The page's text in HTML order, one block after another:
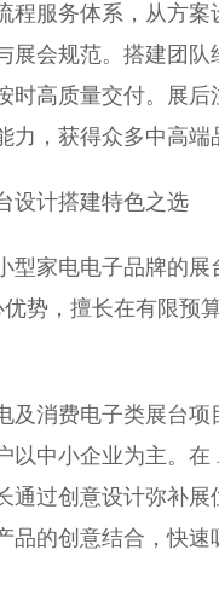
务体系，从方案
展会规范。搭建团
时高质量交付。展
，获得众多中高端
计搭建特色之选
家电电子品牌的展
势，擅长在有限预
消费电子类展台项
中小企业为主。
过创意设计弥补
的创意结合，快速